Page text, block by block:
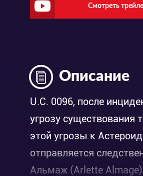
Смотреть
Описание
U.C. 0096, после
угрозу существования
этой угрозы к
отправляется
Альмаж (Arlette